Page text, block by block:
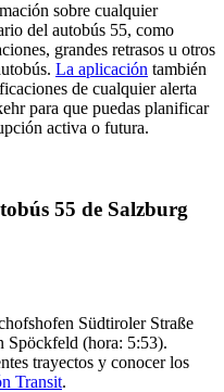
sobre cualquier
del autobús 55, como
grandes retrasos u otros
La aplicación también
de cualquier alerta
para que puedas planificar
activa o futura.
55 de Salzburg
Südtiroler Straße
Spöckfeld (hora: 5:53).
trayectos y conocer los
Transit.